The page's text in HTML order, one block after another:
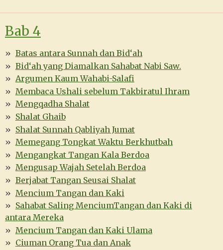
Bab 4
Batas antara Sunnah dan Bid‘ah
Bid‘ah yang Diamalkan Sahabat Nabi Saw.
Argumen Kaum Wahabi-Salafi
Membaca Ushali sebelum Takbiratul Ihram
Mengqadha Shalat
Shalat Ghaib
Shalat Sunnah Qabliyah Jumat
Memegang Tongkat Waktu Berkhutbah
Mengangkat Tangan Kala Berdoa
Mengusap Wajah Setelah Berdoa
Berjabat Tangan Seusai Shalat
Mencium Tangan dan Kaki
Sahabat Saling MenciumTangan dan Kaki di
antara Mereka
Mencium Tangan dan Kaki Ulama
Ciuman Orang Tua dan Anak